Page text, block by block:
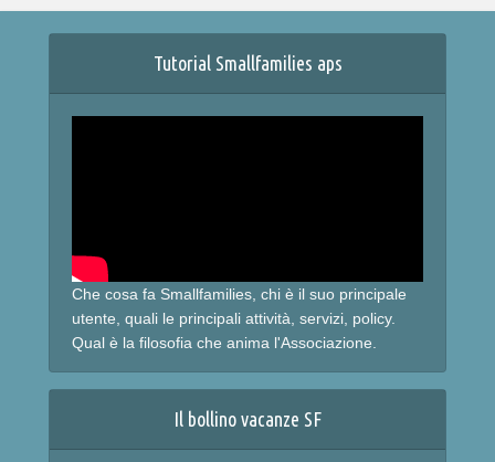
Tutorial Smallfamilies aps
Che cosa fa Smallfamilies, chi è il suo principale
utente, quali le principali attività, servizi, policy.
Qual è la filosofia che anima l'Associazione.
Il bollino vacanze SF